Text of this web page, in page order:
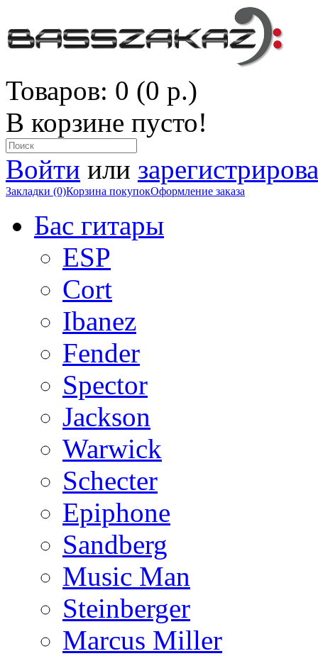
Товаров: 0 (0 р.)
В корзине пусто!
Войти или
Закладки (0)Корзина покупокОформление заказа
Бас гитары
ESP
Cort
Ibanez
Fender
Spector
Jackson
Warwick
Schecter
Epiphone
Sandberg
Music Man
Steinberger
Marcus Miller